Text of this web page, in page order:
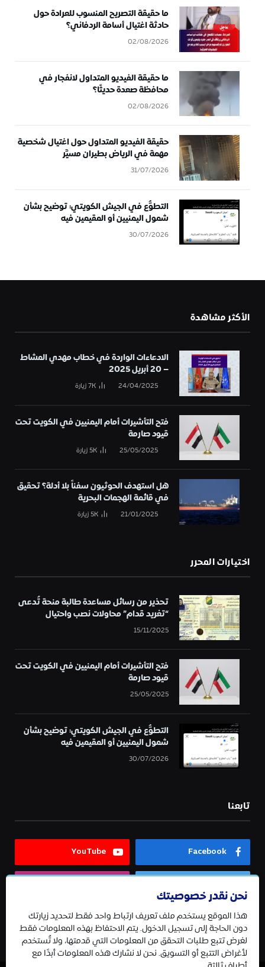
ما حقيقة التصريح المنسوب للعرادة حول
حادثة اغتيال أسامة الردفاني؟
02/08/2026
ما حقيقة الفيديو المتداول لانفجار في
محافظة صعدة حديثًا؟
02/08/2026
حقيقة الفيديو المتداول حول اغتيال شخصية
مهمة في الرياض بطيران مسيَّر
31/07/2026
التطوُّع في الجيش الكويتي: توضيح بشأن
شمول اليمنيين أو المقيمين فيه
30/07/2026
الأكثر مشاهدة
الادعاءات الواردة في خطاب مهدي المشاط
– 20 أبريل 2025
24/04/2025
7Kزيارة
فتح التأشيرات أمام اليمنيين في الكويت تحت
قيود صارمة
25/05/2025
5Kزيارة
هل استهدف الحوثيون سفناً بلا أدلة؟ تحقيق
في قائمة الهجمات البحرية
21/01/2025
5Kزيارة
اختيارات المحرر
تحذير من رسائل مساعدة طالبة منحة تُدعى
“تغريد قدام” محاولات نصب واحتيال
15/11/2025
فتح التأشيرات أمام اليمنيين في الكويت تحت
قيود صارمة
25/05/2025
التطوُّع في الجيش الكويتي: توضيح بشأن
شمول اليمنيين أو المقيمين فيه
30/07/2026
تابعنا
Facebook
YouTube
Telegram
نحن نقدر خصوصيتك
هذا الموقع يستخدم ملف تعريف ارتباط واحد فقط لتحديد زيارتك
دون الحاجة إلى تسجيل الدخول. يتم الاحتفاظ بهذه المعلومات فقط
لغرض تتبع طلبات التحقق من المعلومات التي قدمتها، ولا تُستخدم
لأغراض التتبع أو التسويق. نحن لا نشارك هذه المعلومات أبدًا مع